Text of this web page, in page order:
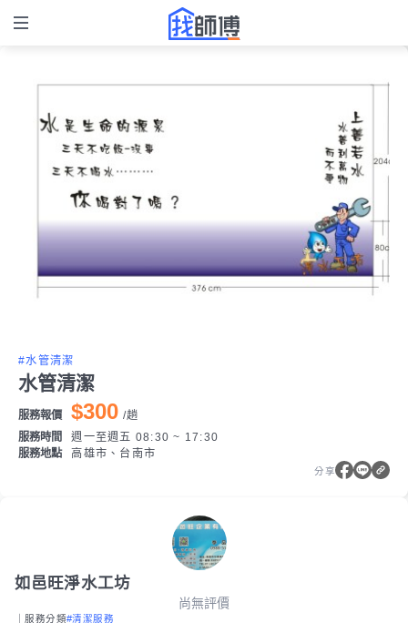
#水管清潔
水管清潔
服務報價 $300 /趟
服務時間
週一至週五 08:30 ~ 17:30
服務地點
高雄市、台南市
分享
如邑旺淨水工坊
尚無評價
｜服務分類#清潔服務